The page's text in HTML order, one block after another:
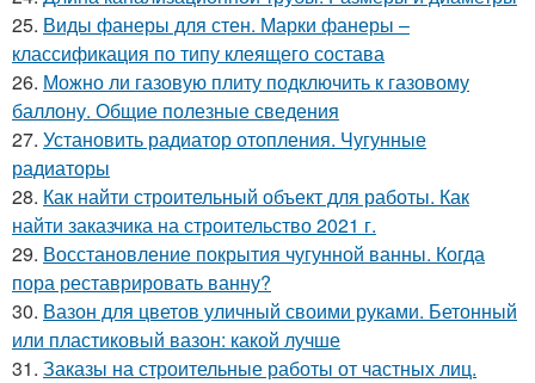
25. Виды фанеры для стен. Марки фанеры –
классификация по типу клеящего состава
26. Можно ли газовую плиту подключить к газовому
баллону. Общие полезные сведения
27. Установить радиатор отопления. Чугунные
радиаторы
28. Как найти строительный объект для работы. Как
найти заказчика на строительство 2021 г.
29. Восстановление покрытия чугунной ванны. Когда
пора реставрировать ванну?
30. Вазон для цветов уличный своими руками. Бетонный
или пластиковый вазон: какой лучше
31. Заказы на строительные работы от частных лиц.